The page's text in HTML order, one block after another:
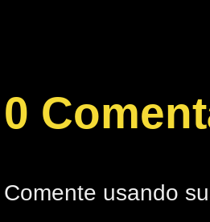
0
Comente usando